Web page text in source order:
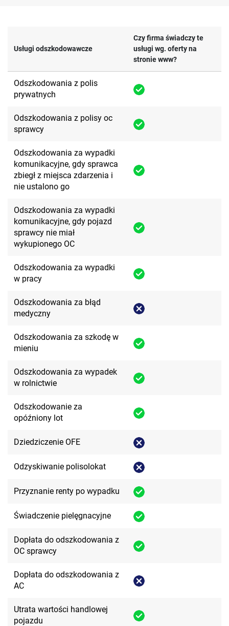
Usługi odszkodowawcze
Czy firma świadczy te
usługi wg. oferty na
stronie www?
Odszkodowania z polis
prywatnych
Odszkodowania z polisy oc
sprawcy
Odszkodowania za wypadki
komunikacyjne, gdy sprawca
zbiegł z miejsca zdarzenia i
nie ustalono go
Odszkodowania za wypadki
komunikacyjne, gdy pojazd
sprawcy nie miał
wykupionego OC
Odszkodowania za wypadki
w pracy
Odszkodowania za błąd
medyczny
Odszkodowania za szkodę w
mieniu
Odszkodowania za wypadek
w rolnictwie
Odszkodowanie za
opóźniony lot
Dziedziczenie OFE
Odzyskiwanie polisolokat
Przyznanie renty po wypadku
Świadczenie pielęgnacyjne
Dopłata do odszkodowania z
OC sprawcy
Dopłata do odszkodowania z
AC
Utrata wartości handlowej
pojazdu